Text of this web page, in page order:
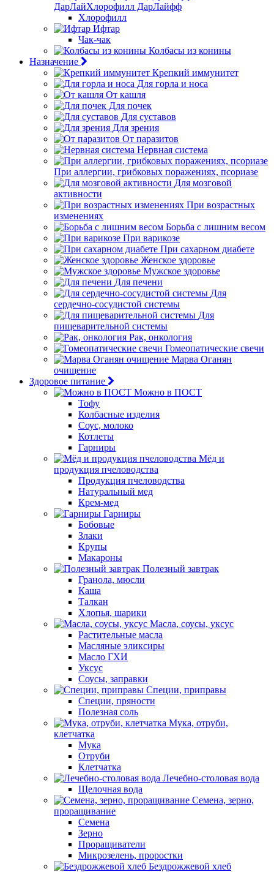
ДарЛайХлорофилл ДарЛайфф
Хлорофилл
Ифтар
Чак-чак
Колбасы из конины
Назначение
Крепкий иммунитет
Для горла и носа
От кашля
Для почек
Для суставов
Для зрения
От паразитов
Нервная система
При аллергии, грибковых поражениях, псориазе
Для мозговой
активности
При возрастных
изменениях
Борьба с лишним весом
При варикозе
При сахарном диабете
Женское здоровье
Мужское здоровье
Для печени
Для
сердечно-сосудистой системы
Для
пищеварительной системы
Рак, онкология
Гомеопатические свечи
Марва Оганян
очищение
Здоровое питание
Можно в ПОСТ
Тофу
Колбасные изделия
Соус, молоко
Котлеты
Гарниры
Мёд и
продукция пчеловодства
Продукция пчеловодства
Натуральный мед
Крем-мед
Гарниры
Бобовые
Злаки
Крупы
Макароны
Полезный завтрак
Гранола, мюсли
Каша
Талкан
Хлопья, шарики
Масла, соусы, уксус
Растительные масла
Масляные эликсиры
Масло ГХИ
Уксус
Соусы, заправки
Специи, приправы
Специи, пряности
Полезная соль
Мука, отруби,
клетчатка
Мука
Отруби
Клетчатка
Лечебно-столовая вода
Щелочная вода
Семена, зерно,
проращивание
Семена
Зерно
Проращиватели
Микрозелень, проростки
Бездрожжевой хлеб